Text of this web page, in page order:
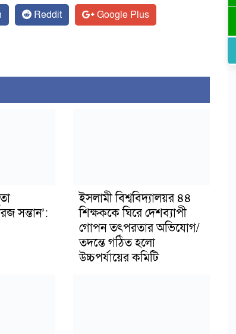
Reddit
Google Plus
সন্তান’:
ইসলামী বিশ্ববিদ্যালয়র ৪৪
শিক্ষককে ঘিরে দেশব্যাপী
গোপন তৎপরতার অভিযোগ/
তদন্তে গঠিত হলো
উচ্চপর্যায়ের কমিটি